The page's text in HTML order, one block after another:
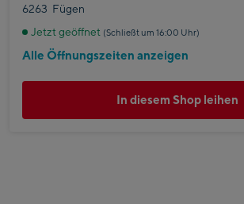
6263 Fügen
Jetzt geöffnet (Schließt um 16:00 Uhr)
Alle Öffnungszeiten anzeigen
In diesem Shop leihen